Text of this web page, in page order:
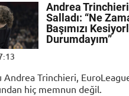
Andrea
Salladı: “Ne
Başımızı
Durumdayım”
Andrea Trinchieri,
hiç memnun değil.